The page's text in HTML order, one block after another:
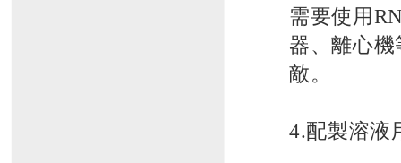
需要使用
器、離心
敵。
4.配製溶液